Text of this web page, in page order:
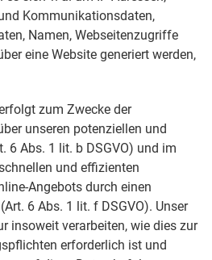
Kommunikationsdaten,
Namen, Webseitenzugriffe
eine Website generiert werden,
zum Zwecke der
unseren potenziellen und
6 Abs. 1 lit. b DSGVO) und im
und effizienten
Angebots durch einen
6 Abs. 1 lit. f DSGVO). Unser
insoweit verarbeiten, wie dies zur
erforderlich ist und